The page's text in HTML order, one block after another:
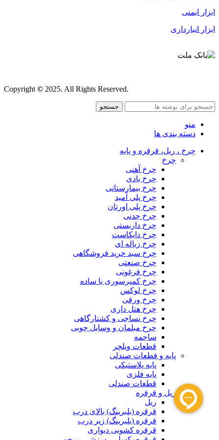
ابزار ایمنی
ابزار انبارداری
Copyright© 2025. All Rights Reserved.
جستجو
منو
دسته بندی ها
چرخ ، ریل، قرقره و پایه
چرخ
چرخ آهنی
چرخ بادی
چرخ بیمارستانی
چرخ پلی آمید
چرخ پلی اورتان
چرخ چدنی
چرخ داربستی
چرخ دایکاست
چرخ زباله ای
چرخ سبد خرید فروشگاهی
چرخ صنعتی
چرخ فرغونی
چرخ کمپرسوری یا ساده
چرخ لوکس
چرخ ورقی
چرخ هتل داری
چرخ نساجی و کشتارگاهی
چرخ مبلمان و وسایل چوبی
ساچمه
قطعات ویلچر
پایه و قطعات صندلی
پایه پلاستیکی
پایه فلزی
قطعات صندلی
ریل و قرقره
ریل
قرقره (بلبرینگ) بالای درب
قرقره (بلبرینگ) زیر درب
قرقره کشویی دیواری